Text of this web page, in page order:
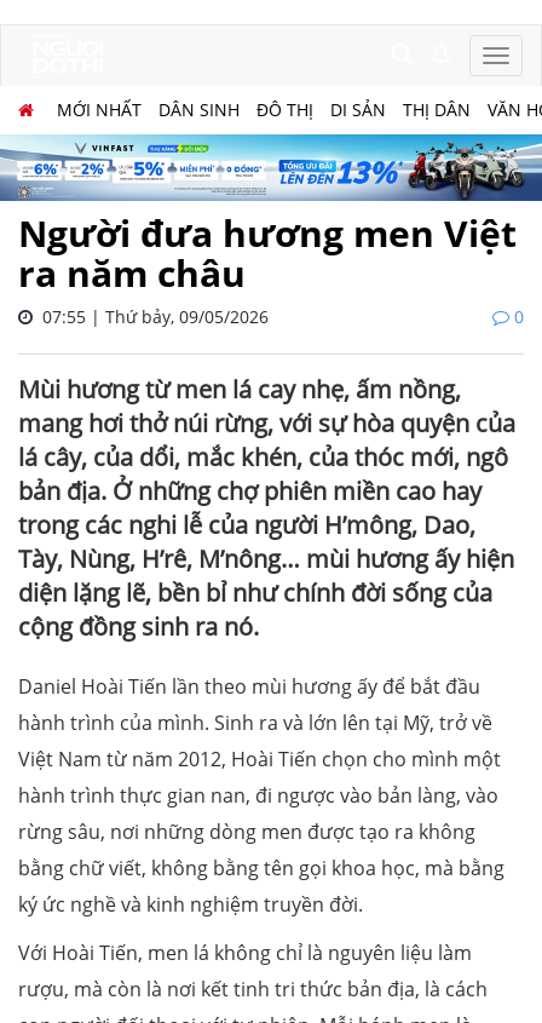
MỚI NHẤT DÂN SINH ĐÔ THỊ DI SẢN THỊ DÂN VĂN
Người đưa hương men Việt
ra năm châu
07:55 | Thứ bảy, 09/05/2026 0
Mùi hương từ men lá cay nhẹ, ấm nồng,
mang hơi thở núi rừng, với sự hòa quyện của
lá cây, của dổi, mắc khén, của thóc mới, ngô
bản địa. Ở những chợ phiên miền cao hay
trong các nghi lễ của người H’mông, Dao,
Tày, Nùng, H’rê, M’nông… mùi hương ấy hiện
diện lặng lẽ, bền bỉ như chính đời sống của
cộng đồng sinh ra nó.
Daniel Hoài Tiến lần theo mùi hương ấy để bắt đầu
hành trình của mình. Sinh ra và lớn lên tại Mỹ, trở về
Việt Nam từ năm 2012, Hoài Tiến chọn cho mình một
hành trình thực gian nan, đi ngược vào bản làng, vào
rừng sâu, nơi những dòng men được tạo ra không
bằng chữ viết, không bằng tên gọi khoa học, mà bằng
ký ức nghề và kinh nghiệm truyền đời.
Với Hoài Tiến, men lá không chỉ là nguyên liệu làm
rượu, mà còn là nơi kết tinh tri thức bản địa, là cách